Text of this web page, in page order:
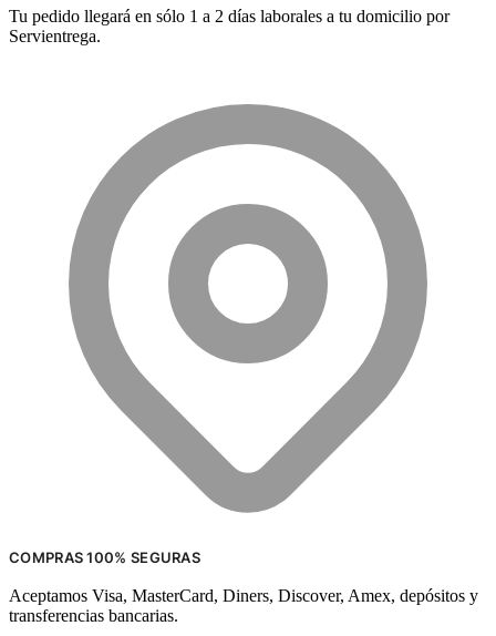
Tu pedido llegará en sólo 1 a 2 días laborales a tu domicilio por
Servientrega.
COMPRAS 100% SEGURAS
Aceptamos Visa, MasterCard, Diners, Discover, Amex, depósitos y
transferencias bancarias.